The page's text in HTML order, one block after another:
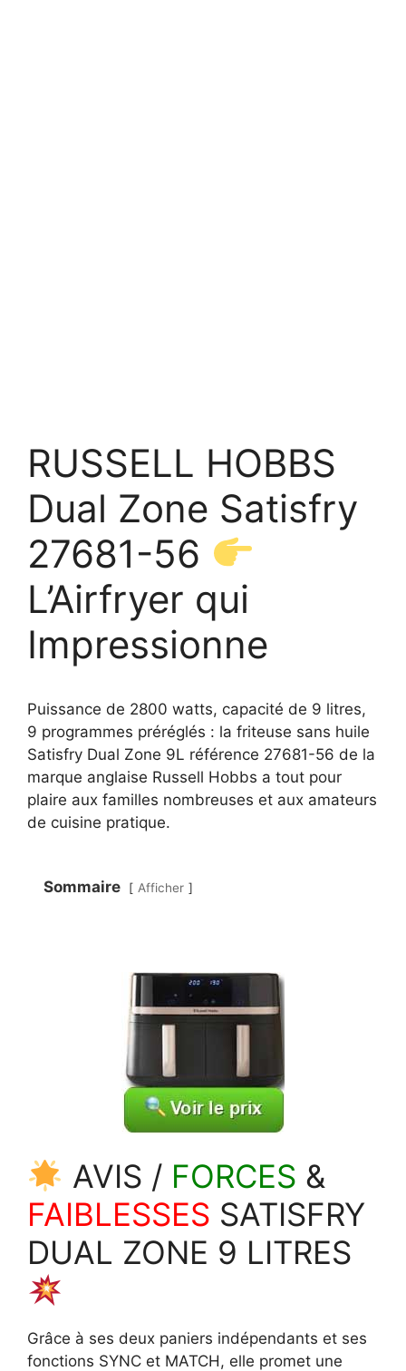
RUSSELL HOBBS
Dual Zone Satisfry
27681-56
L’Airfryer qui
Impressionne
Puissance de 2800 watts, capacité de 9 litres,
9 programmes préréglés : la friteuse sans huile
Satisfry Dual Zone 9L référence 27681-56 de la
marque anglaise Russell Hobbs a tout pour
plaire aux familles nombreuses et aux amateurs
de cuisine pratique.
Sommaire Afficher
AVIS / FORCES &
FAIBLESSES SATISFRY
DUAL ZONE 9 LITRES
Grâce à ses deux paniers indépendants et ses
fonctions SYNC et MATCH, elle promet une